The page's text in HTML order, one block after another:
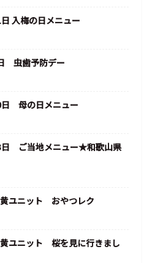
入梅の日メニュー
虫歯予防デー
日 母の日メニュー
日 ご当地メニュー★和歌山県
ユニット おやつレク
ユニット 桜を見に行きまし